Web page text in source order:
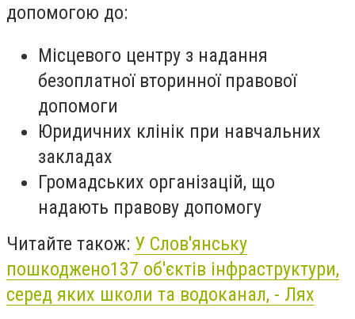
допомогою до:
Місцевого центру з надання
безоплатної вторинної правової
допомоги
Юридичних клінік при навчальних
закладах
Громадських організацій, що
надають правову допомогу
Читайте також: У Слов'янську
пошкоджено137 об'єктів інфраструктури,
серед яких школи та водоканал, - Лях